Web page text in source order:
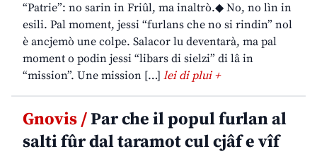
“Patrie”: no sarin in Friûl, ma inaltrò.◆ No, no lìn in
esili. Pal moment, jessi “furlans che no si rindin” nol
è ancjemò une colpe. Salacor lu deventarà, ma pal
moment o podin jessi “libars di sielzi” di lâ in
“mission”. Une mission […] lei di plui +
Gnovis /Par che il popul furlan al
salti fûr dal taramot cul cjâf e vîf